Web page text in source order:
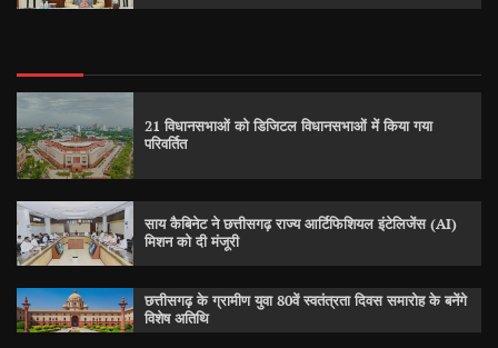
21 विधानसभाओं को डिजिटल विधानसभाओं में किया गया
परिवर्तित
साय कैबिनेट ने छत्तीसगढ़ राज्य आर्टिफिशियल इंटेलिजेंस (AI)
मिशन को दी मंजूरी
छत्तीसगढ़ के ग्रामीण युवा 80वें स्वतंत्रता दिवस समारोह के बनेंगे
विशेष अतिथि